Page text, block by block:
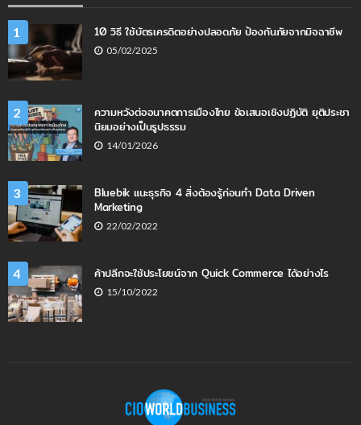
1 10 วิธี ใช้บัตรเครดิตอย่างปลอดภัย ป้องกันภัยจากมิจฉาชีพ
05/02/2025
2
ความหวังต่ออนาคตการเมืองไทย ข้อเสนอเชิงปฏิบัติ ยุติประชา
นิยมอย่างเป็นรูปธรรม
14/01/2026
3
Bluebik แนะธุรกิจ 4 สิ่งต้องรู้ก่อนทำ Data Driven
Marketing
22/02/2022
4 ค้าปลีกจะใช้ประโยชน์จาก Quick Commerce ได้อย่างไร
15/10/2022